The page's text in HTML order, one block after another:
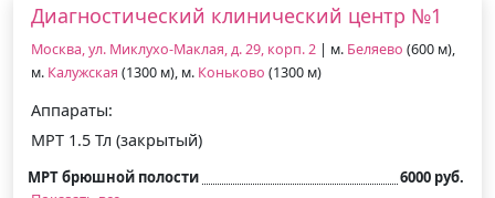
Диагностический клинический центр №1
Москва, ул. Миклухо-Маклая, д. 29, корп. 2 | м. Беляево (600 м),
м. Калужская (1300 м), м. Коньково (1300 м)
Аппараты:
МРТ 1.5 Тл (закрытый)
МРТ брюшной полости
6000 руб.